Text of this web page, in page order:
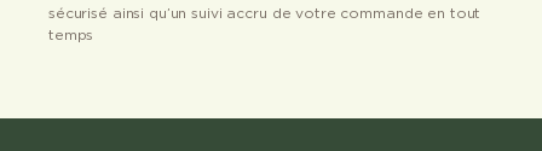
sécurisé ainsi qu’un suivi accru de votre commande en tout
temps